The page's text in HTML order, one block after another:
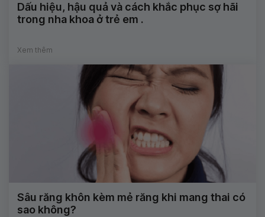
Dấu hiệu, hậu quả và cách khắc phục sợ hãi
trong nha khoa ở trẻ em .
Xem thêm
Sâu răng khôn kèm mẻ răng khi mang thai có
sao không?